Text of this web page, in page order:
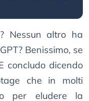
Nessun altro ha
Benissimo, se
concludo dicendo
che in molti
per eludere la